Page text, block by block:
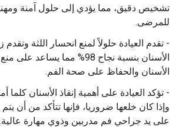
تشخيص دقيق، مما يؤدي إلى حلول آمنة
للمرضى.
- تقدم العيادة حلولاً لمنع انحسار اللثة وتقدم
الأسنان بنسبة نجاح 98% مما يساعد
الأسنان والحفاظ على صحة الفم.
- تؤكد العيادة على أهمية إنقاذ الأسنان كلما
وإذا كان خلعها ضروريا، فإنها تتأكد من أن يتم
على يد جراحي فم مدربين وذوي مهارة عالية.